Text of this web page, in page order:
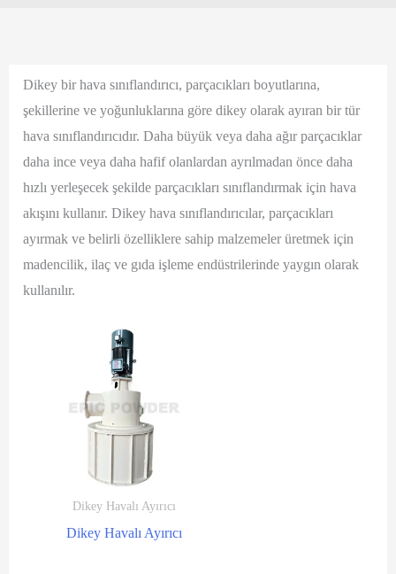
Dikey bir hava sınıflandırıcı, parçacıkları boyutlarına,
şekillerine ve yoğunluklarına göre dikey olarak ayıran bir tür
hava sınıflandırıcıdır. Daha büyük veya daha ağır parçacıklar
daha ince veya daha hafif olanlardan ayrılmadan önce daha
hızlı yerleşecek şekilde parçacıkları sınıflandırmak için hava
akışını kullanır. Dikey hava sınıflandırıcılar, parçacıkları
ayırmak ve belirli özelliklere sahip malzemeler üretmek için
madencilik, ilaç ve gıda işleme endüstrilerinde yaygın olarak
kullanılır.
Dikey Havalı Ayırıcı
Dikey Havalı Ayırıcı